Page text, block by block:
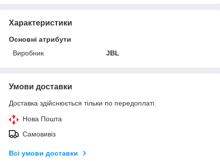
Характеристики
Основні атрибути
Виробник
JBL
Умови доставки
Доставка здійснюється тільки по передоплаті.
Нова Пошта
Самовивіз
Всі умови доставки